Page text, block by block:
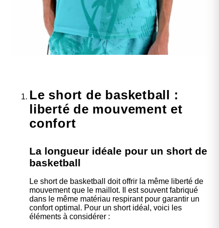
Le short de basketball :
liberté de mouvement et
confort
La longueur idéale pour un short de
basketball
Le short de basketball doit offrir la même liberté de
mouvement que le maillot. Il est souvent fabriqué
dans le même matériau respirant pour garantir un
confort optimal. Pour un short idéal, voici les
éléments à considérer :